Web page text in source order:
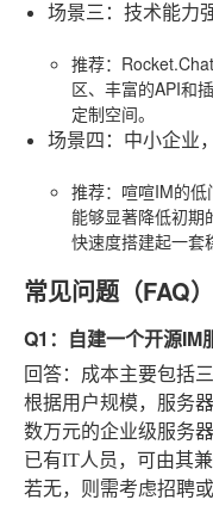
场景三：技术能力
推荐：
区、丰富的API和
定制空间。
场景四：中小企业
推荐：喧喧IM的低
能够显著降低初期
快速度搭建起一套
常见问题（FAQ）
Q1：自建一个开源IM
回答：成本主要包括
根据用户规模，服务
数万元的企业级服务
已有IT人员，可由其
若无，则需考虑招聘